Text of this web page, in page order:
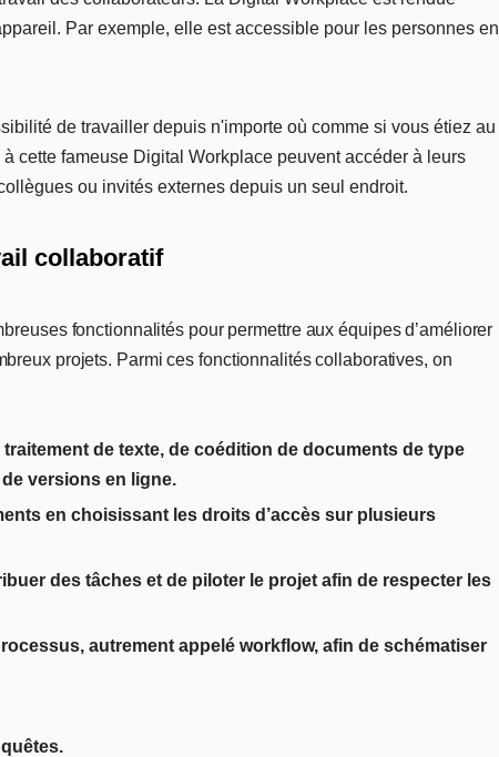
Par exemple, elle est accessible pour les personnes en
de travailler depuis n'importe où comme si vous étiez au
cette fameuse Digital Workplace peuvent accéder à leurs
ou invités externes depuis un seul endroit.
collaboratif
fonctionnalités pour permettre aux équipes d’améliorer
projets. Parmi ces fonctionnalités collaboratives, on
de texte, de coédition de documents de type
versions en ligne.
en choisissant les droits d’accès sur plusieurs
des tâches et de piloter le projet afin de respecter les
autrement appelé workflow, afin de schématiser